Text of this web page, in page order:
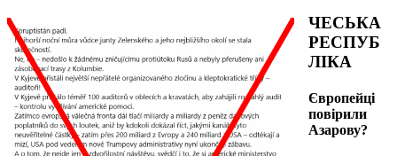
ЧЕСЬКА
РЕСПУБ
ЛІКА
Європейці
повірили
Азарову?